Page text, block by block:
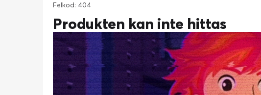
Felkod: 404
Produkten kan inte hittas